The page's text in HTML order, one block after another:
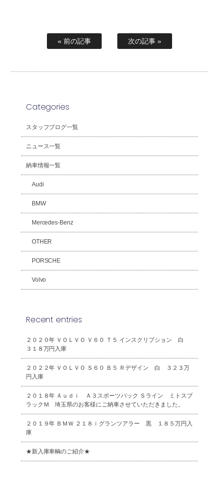
« 前の記事 次の記事 »
Categories
スタッフブログ一覧
ニュース一覧
納車情報一覧
Audi
BMW
Mercedes-Benz
OTHER
PORSCHE
Volvo
Recent entries
２０２０年 ＶＯＬＶＯ Ｖ６０ Ｔ５ インスクリプション 白
３１８万円入庫
２０２２年 ＶＯＬＶＯ Ｓ６０ Ｂ５ Ｒデザイン 白 ３２３万
円入庫
２０１８年 Ａｕｄｉ Ａ３スポーツバック Ｓライン ミトスブ
ラックＭ 埼玉県のお客様にご納車させていただきました。
２０１９年 ＢＭＷ ２１８ｉグランツアラー 黒 １８５万円入
庫
★新入庫車輌のご紹介★